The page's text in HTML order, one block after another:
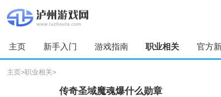
主页 新手入门 游戏指南 职业相关 官方
主页>职业相关>
传奇圣域魔魂爆什么勋章